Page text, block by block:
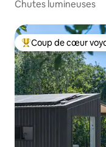
Chutes lumineuses
Coups de cœur
Coup de cœur